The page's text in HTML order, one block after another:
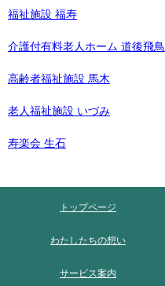
福祉施設 福寿
介護付有料老人ホーム 道後飛鳥
高齢者福祉施設 馬木
老人福祉施設 いづみ
寿楽会 生石
トップページ
わたしたちの想い
サービス案内